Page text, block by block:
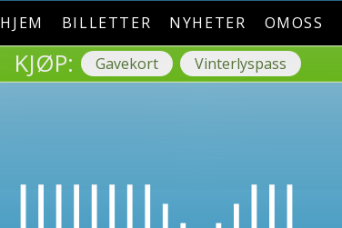
HJEM BILLETTER NYHETER OMOSS
KJØP: Gavekort Vinterlyspass